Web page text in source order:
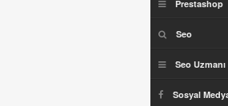
Prestashop
Seo
Seo Uzmanı
Sosyal